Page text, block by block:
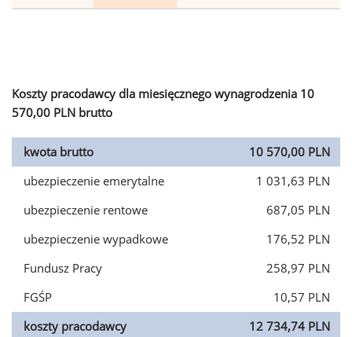
Koszty pracodawcy dla miesięcznego wynagrodzenia 10
570,00 PLN brutto
kwota brutto
10 570,00 PLN
ubezpieczenie emerytalne
1 031,63 PLN
ubezpieczenie rentowe
687,05 PLN
ubezpieczenie wypadkowe
176,52 PLN
Fundusz Pracy
258,97 PLN
FGŚP
10,57 PLN
koszty pracodawcy
12 734,74 PLN